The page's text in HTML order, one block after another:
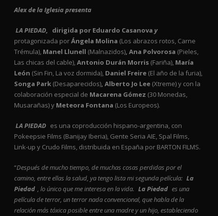
Alex de la Iglesia presenta
LA PIEDAD, dirigida por Eduardo Casanova y
protagonizada porÁngela Molina (Los abrazos rotos, Carne
Trémula), Manel Llunell (Malnazidos), Ana Polvorosa (Pieles,
Las chicas del cable),Antonio Durán Morris (Fariña), María
León (Sin Fin, La voz dormida), Daniel Freire (El año de la furia),
Songa Park (Desaparecidos), Alberto Jo Lee (Xtreme) y con la
colaboración especial de Macarena Gómez (30 Monedas,
Musarañas) y Meteora Fontana (Los Europeos).
LA PIEDAD es una coproducción hispano-argentina, con
Pokeepsie Films (Banijay Iberia), Gente Seria AIE, Spal Films,
Link-up y Crudo Films, distribuida en España por BARTON FILMS.
“Después de mucho tiempo, de muchas cosas perdidas por el
camino, entre ellas la salud, ya tengo lista mi segunda película: La
Piedad , lo único que me interesa en la vida. La Piedad es una
película de terror, un terror nada convencional, que habla de la
relación más tóxica posible entre una madre y un hijo, estableciendo